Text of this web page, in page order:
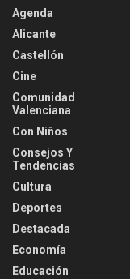
Agenda
Alicante
Castellón
Cine
Comunidad
Valenciana
Con Niños
Consejos Y
Tendencias
Cultura
Deportes
Destacada
Economía
Educación